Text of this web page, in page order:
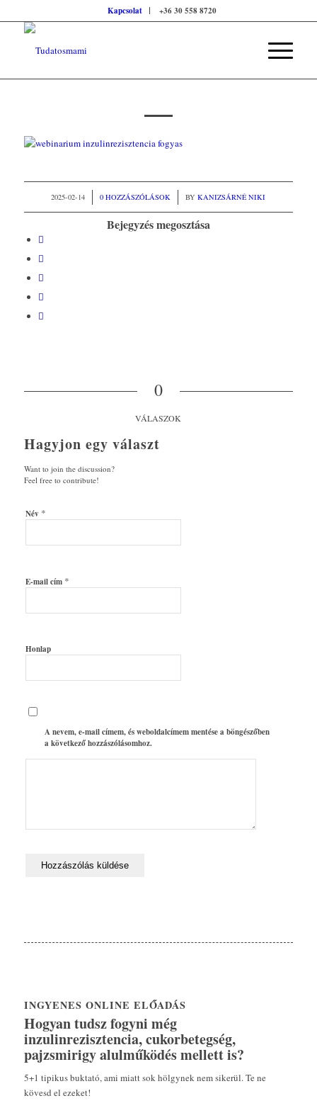
Kapcsolat +36 30 558 8720
2025-02-14 0 HOZZÁSZÓLÁSOK
/ BYKANIZSÁRNÉ NIKI
Bejegyzés megosztása
0
VÁLASZOK
Hagyjon egy választ
Want to join the discussion?
Feel free to contribute!
Név *
E-mail cím *
Honlap
A nevem, e-mail címem, és weboldalcímem mentése a böngészőben
a következő hozzászólásomhoz.
INGYENES ONLINE ELŐADÁS
Hogyan tudsz fogyni még
inzulinrezisztencia, cukorbetegség,
pajzsmirigy alulműködés mellett is?
5+1 tipikus buktató, ami miatt sok hölgynek nem sikerül. Te ne
kövesd el ezeket!